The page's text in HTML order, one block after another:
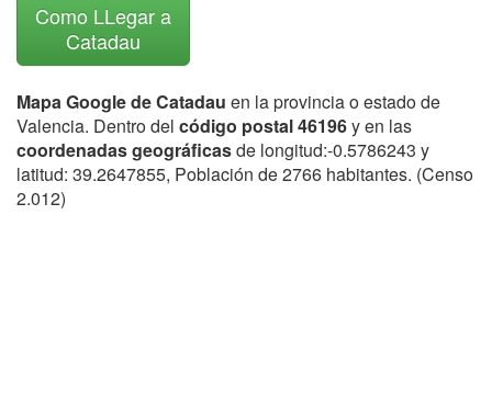
Como LLegar a
Catadau
Mapa Google de Catadau en la provincia o estado de
Valencia. Dentro del código postal 46196y en las
coordenadas geográficasde longitud:-0.5786243 y
latitud: 39.2647855, Población de 2766 habitantes. (Censo
2.012)